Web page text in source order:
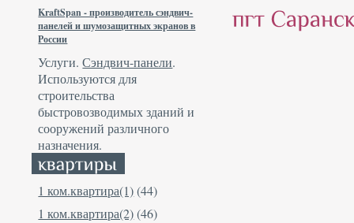
KraftSpan - производитель сэндвич-
панелей и шумозащитных экранов в
России
Услуги.Сэндвич-панели.
Используются для
строительства
быстровозводимых зданий и
сооружений различного
назначения.
1 ком.квартира(1)(44)
1 ком.квартира(2)(46)